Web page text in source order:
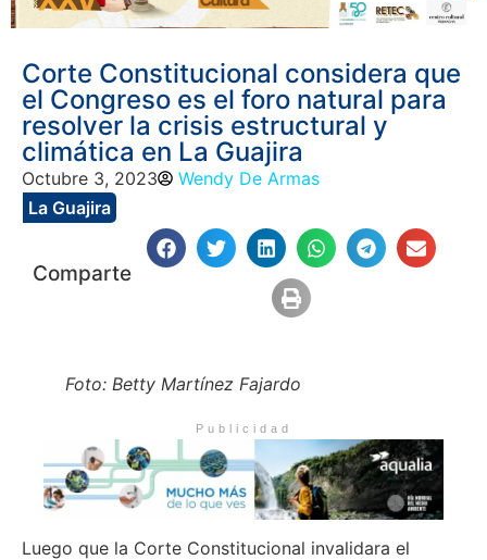
Corte Constitucional considera que
el Congreso es el foro natural para
resolver la crisis estructural y
climática en La Guajira
Octubre 3, 2023
Wendy De Armas
La Guajira
Comparte
Foto: Betty Martínez Fajardo
Publicidad
Luego que la Corte Constitucional invalidara el